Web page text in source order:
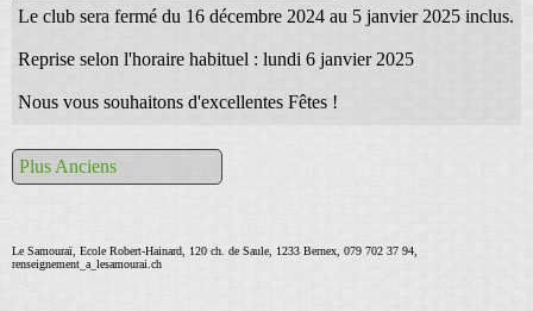
Le club sera fermé du 16 décembre 2024 au 5 janvier 2025 inclus.
Reprise selon l'horaire habituel : lundi 6 janvier 2025
Nous vous souhaitons d'excellentes Fêtes !
Plus Anciens
Le Samouraï, Ecole Robert-Hainard, 120 ch. de Saule, 1233 Bernex, 079 702 37 94,
renseignement_a_lesamourai.ch